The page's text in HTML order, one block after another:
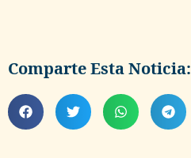
Comparte Esta Noticia: